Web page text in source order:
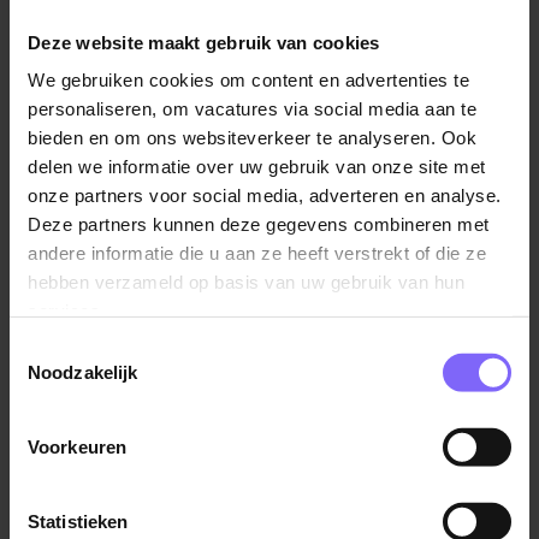
Deze website maakt gebruik van cookies
We gebruiken cookies om content en advertenties te
personaliseren, om vacatures via social media aan te
bieden en om ons websiteverkeer te analyseren. Ook
delen we informatie over uw gebruik van onze site met
onze partners voor social media, adverteren en analyse.
Deze partners kunnen deze gegevens combineren met
andere informatie die u aan ze heeft verstrekt of die ze
hebben verzameld op basis van uw gebruik van hun
Noodzakelijk
Voorkeuren
Statistieken
(aanstormende planjuristen,
2 fte)
Wat ga je doen?
Goed nieuws: we willen heel veel nieuwe woningen
bouwen in Heerlen! Heerlen barst van de ambitie om
de Heerlenaren, maar ook mensen van buiten onze
gemeente, een fijne leefomgeving te geven. We
werken aan heel veel mooie plannen: we renoveren
maken voor de toekomst, we bouwen aan een sterker
bovenal: we gaan de komende jaren duizenden extra
Daar kunnen we jou goed bij gebruiken! Lijkt het je wat